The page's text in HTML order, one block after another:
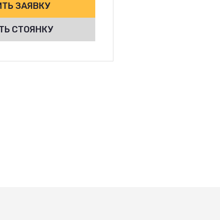
ЗАЯВКУ
СТОЯНКУ